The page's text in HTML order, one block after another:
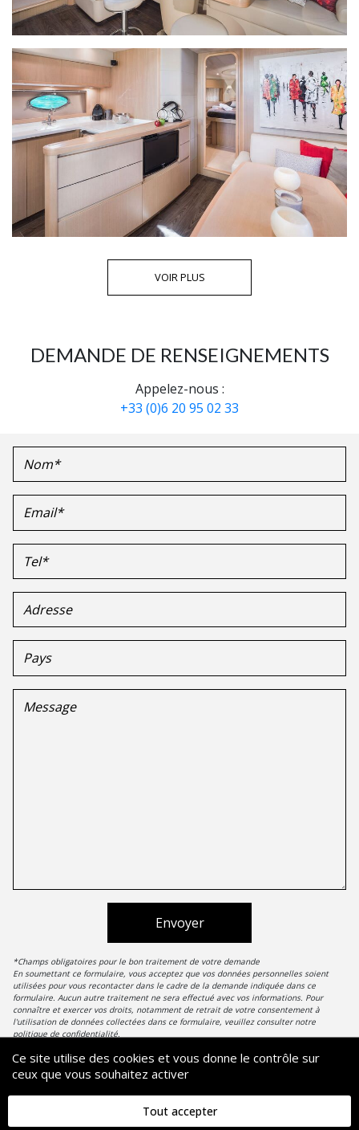
VOIR PLUS
DEMANDE DE RENSEIGNEMENTS
Appelez-nous :
+33 (0)6 20 95 02 33
Envoyer
*Champs obligatoires pour le bon traitement de votre demande
En soumettant ce formulaire, vous acceptez que vos données personnelles soient
utilisées pour vous recontacter dans le cadre de la demande indiquée dans ce
formulaire. Aucun autre traitement ne sera effectué avec vos informations. Pour
connaître et exercer vos droits, notamment de retrait de votre consentement à
l'utilisation de données collectées dans ce formulaire, veuillez consulter notre
politique de confidentialité.
29 PORT CAMILLE RAYON, 06220 GOLFE JUAN
FRANCE +33 (0)4 93 63 41 64
Ce site utilise des cookies et vous donne le contrôle sur
ceux que vous souhaitez activer
Tout accepter